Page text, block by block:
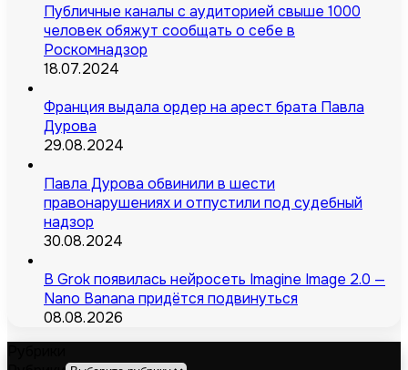
Публичные каналы с аудиторией свыше 1000
человек обяжут сообщать о себе в
Роскомнадзор
18.07.2024
Франция выдала ордер на арест брата Павла
Дурова
29.08.2024
Павла Дурова обвинили в шести
правонарушениях и отпустили под судебный
надзор
30.08.2024
В Grok появилась нейросеть Imagine Image 2.0 —
Nano Banana придётся подвинуться
08.08.2026